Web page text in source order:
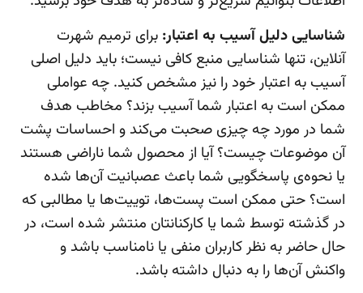
شناسایی دلیل آسیب به اعتبار: برای ترمیم شهرت
آنلاین، تنها شناسایی منبع کافی نیست؛ باید دلیل اصلی
آسیب به اعتبار خود را نیز مشخص کنید. چه عواملی
ممکن است به اعتبار شما آسیب بزند؟ مخاطب هدف
شما در مورد چه چیزی صحبت می‌کند و احساسات پشت
آن موضوعات چیست؟ آیا از محصول شما ناراضی هستند
یا نحوه‌ی پاسخگویی شما باعث عصبانیت آن‌ها شده
است؟ حتی ممکن است پست‌ها، توییت‌ها یا مطالبی که
در گذشته توسط شما یا کارکنانتان منتشر شده است، در
حال حاضر به نظر کاربران منفی یا نامناسب باشد و
واکنش آن‌ها را به دنبال داشته باشد.